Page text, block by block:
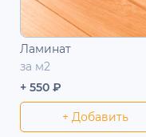
Ламинат
за м2
+ 550 ₽
+ Добавить